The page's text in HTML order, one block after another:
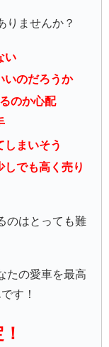
りませんか？
い
いのだろうか
のか心配
しまいそう
しでも高く売り
のはとっても難
たの愛車を最高
す！